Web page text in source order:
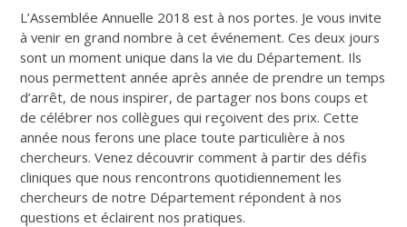
L’Assemblée Annuelle 2018 est à nos portes. Je vous invite
à venir en grand nombre à cet événement. Ces deux jours
sont un moment unique dans la vie du Département. Ils
nous permettent année après année de prendre un temps
d’arrêt, de nous inspirer, de partager nos bons coups et
de célébrer nos collègues qui reçoivent des prix. Cette
année nous ferons une place toute particulière à nos
chercheurs. Venez découvrir comment à partir des défis
cliniques que nous rencontrons quotidiennement les
chercheurs de notre Département répondent à nos
questions et éclairent nos pratiques.